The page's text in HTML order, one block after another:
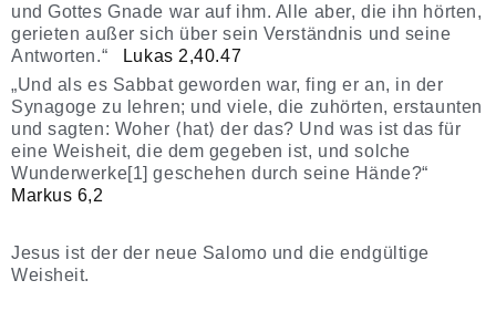
und Gottes Gnade war auf ihm. Alle aber, die ihn hörten,
gerieten außer sich über sein Verständnis und seine
Antworten.“
Lukas 2,40.47
„Und als es Sabbat geworden war, fing er an, in der
Synagoge zu lehren; und viele, die zuhörten, erstaunten
und sagten: Woher ⟨hat⟩ der das? Und was ist das für
eine Weisheit, die dem gegeben ist, und solche
Wunderwerke[1] geschehen durch seine Hände?“
Markus 6,2
Jesus ist der der neue Salomo und die endgültige
Weisheit.